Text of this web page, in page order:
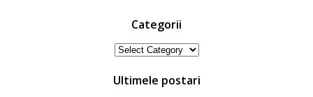
Categorii
Categorii
Ultimele postari